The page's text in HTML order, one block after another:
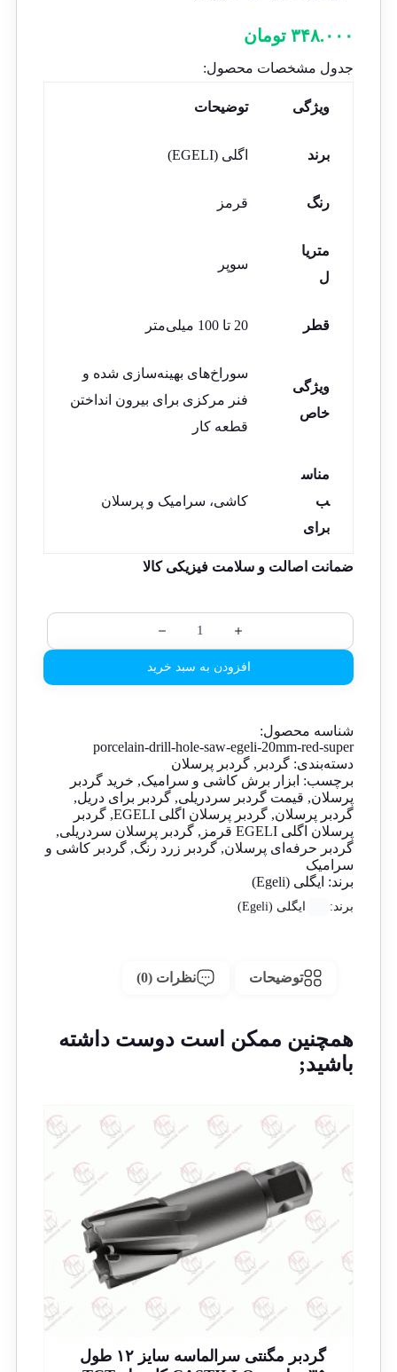
۳۴۸.۰۰۰ تومان
جدول مشخصات محصول:
ویژگی توضیحات
برند اگلی (EGELI)
رنگ قرمز
متریا
ل
سوپر
قطر 20 تا 100 میلی‌متر
ویژگی
خاص
سوراخ‌های بهینه‌سازی شده و
فنر مرکزی برای بیرون انداختن
قطعه کار
مناس
ب
برای
کاشی، سرامیک و پرسلان
ضمانت اصالت و سلامت فیزیکی کالا
افزودن به سبد خرید
شناسه محصول:
porcelain-drill-hole-saw-egeli-20mm-red-super
دسته‌بندی: گردبر , گردبر پرسلان
برچسب: ابزار برش کاشی و سرامیک, خرید گردبر
پرسلان, قیمت گردبر سردریلی, گردبر برای دریل,
گردبر پرسلان, گردبر پرسلان اگلی EGELI , گردبر
پرسلان اگلی EGELI قرمز
, گردبر پرسلان سردریلی,
گردبر حرفه‌ای پرسلان, گردبر زرد رنگ, گردبر کاشی و
سرامیک
برند: ایگلی (Egeli)
برند: ایگلی (Egeli)
توضیحات نظرات (0)
همچنین ممکن است دوست داشته
باشید;
گردبر مگنتی سرالماسه سایز ۱۲ طول